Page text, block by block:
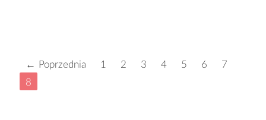
← Poprzednia 1 2 3 4 5 6
7
8